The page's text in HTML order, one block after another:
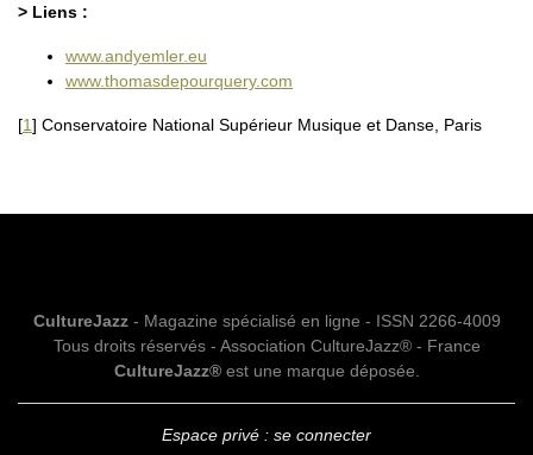
> Liens :
www.andyemler.eu
www.thomasdepourquery.com
[1] Conservatoire National Supérieur Musique et Danse, Paris
CultureJazz- Magazine spécialisé en ligne - ISSN 2266-4009
Tous droits réservés - Association CultureJazz® - France
CultureJazz®est une marque déposée.
Espace privé : se connecter